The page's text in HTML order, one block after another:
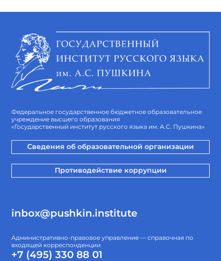
Федеральное государственное бюджетное образовательное
учреждение высшего образования
«Государственный институт русского языка им. А.С. Пушкина»
Сведения об образовательной организации
Противодействие коррупции
inbox@pushkin.institute
Административно-правовое управление — справочная по
входящей корреспонденции
+7 (495) 330 88 01